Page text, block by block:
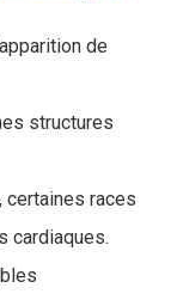
de
structures
, certaines races
cardiaques.